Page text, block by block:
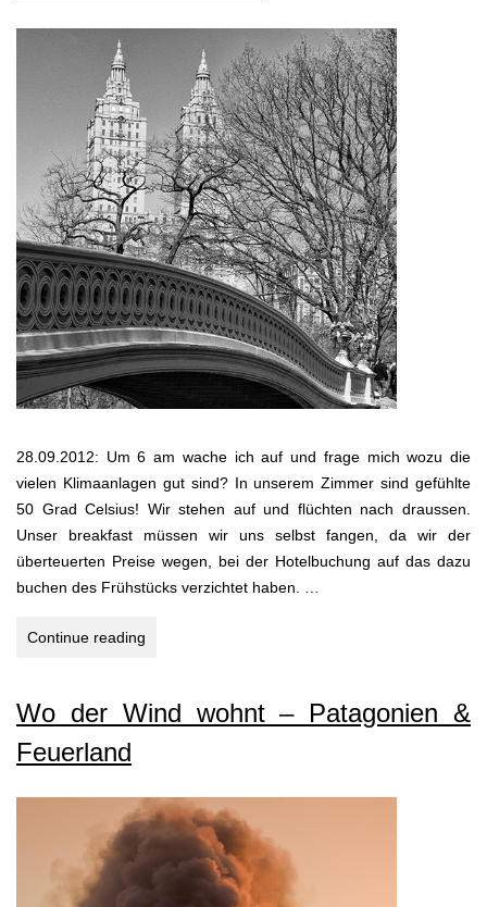
28.09.2012: Um 6 am wache ich auf und frage mich wozu die
vielen Klimaanlagen gut sind? In unserem Zimmer sind gefühlte
50 Grad Celsius! Wir stehen auf und flüchten nach draussen.
Unser breakfast müssen wir uns selbst fangen, da wir der
überteuerten Preise wegen, bei der Hotelbuchung auf das dazu
buchen des Frühstücks verzichtet haben. …
Continue reading
Wo der Wind wohnt – Patagonien &
Feuerland